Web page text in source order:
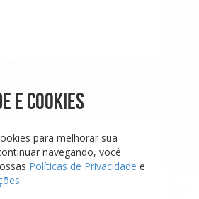
e Cookies
para melhorar sua
navegando, você
Políticas de Privacidade e
.